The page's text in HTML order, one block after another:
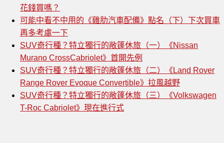
花錢買嗎？
可能中看不中用的《雞肋汽車配備》點名（下）下次買車
再多考慮一下
SUV奇行種？特立獨行的敞篷休旅（一）《Nissan
Murano CrossCabriolet》首開先例
SUV奇行種？特立獨行的敞篷休旅（二）《Land Rover
Range Rover Evoque Convertible》拉風越野
SUV奇行種？特立獨行的敞篷休旅（三）《Volkswagen
T-Roc Cabriolet》現在進行式